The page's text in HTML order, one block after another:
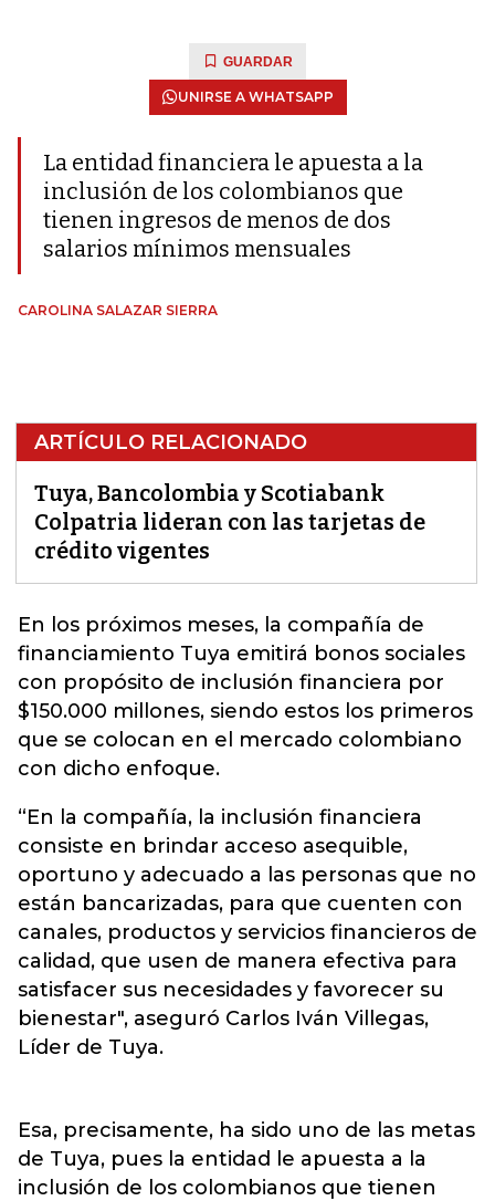
GUARDAR
UNIRSE A WHATSAPP
La entidad financiera le apuesta a la
inclusión de los colombianos que
tienen ingresos de menos de dos
salarios mínimos mensuales
CAROLINA SALAZAR SIERRA
ARTÍCULO RELACIONADO
Tuya, Bancolombia y Scotiabank
Colpatria lideran con las tarjetas de
crédito vigentes
En los próximos meses, la compañía de
financiamiento Tuya emitirá bonos sociales
con propósito de inclusión financiera por
$150.000 millones, siendo estos los primeros
que se colocan en el mercado colombiano
con dicho enfoque.
“En la compañía, la inclusión financiera
consiste en brindar acceso asequible,
oportuno y adecuado a las personas que no
están bancarizadas, para que cuenten con
canales, productos y servicios financieros de
calidad, que usen de manera efectiva para
satisfacer sus necesidades y favorecer su
bienestar", aseguró Carlos Iván Villegas,
Líder de Tuya.
Esa, precisamente, ha sido uno de las metas
de Tuya, pues la entidad le apuesta a la
inclusión de los colombianos que tienen